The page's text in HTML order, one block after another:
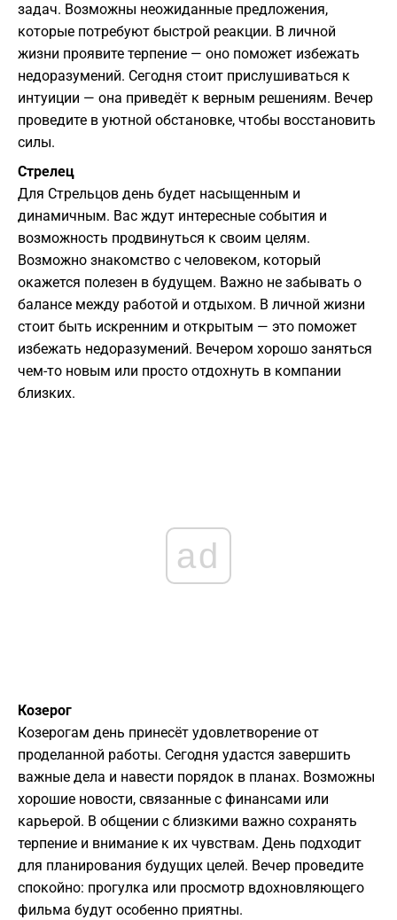
задач. Возможны неожиданные предложения,
которые потребуют быстрой реакции. В личной
жизни проявите терпение — оно поможет избежать
недоразумений. Сегодня стоит прислушиваться к
интуиции — она приведёт к верным решениям. Вечер
проведите в уютной обстановке, чтобы восстановить
силы.
Стрелец
Для Стрельцов день будет насыщенным и
динамичным. Вас ждут интересные события и
возможность продвинуться к своим целям.
Возможно знакомство с человеком, который
окажется полезен в будущем. Важно не забывать о
балансе между работой и отдыхом. В личной жизни
стоит быть искренним и открытым — это поможет
избежать недоразумений. Вечером хорошо заняться
чем-то новым или просто отдохнуть в компании
близких.
ad
Козерог
Козерогам день принесёт удовлетворение от
проделанной работы. Сегодня удастся завершить
важные дела и навести порядок в планах. Возможны
хорошие новости, связанные с финансами или
карьерой. В общении с близкими важно сохранять
терпение и внимание к их чувствам. День подходит
для планирования будущих целей. Вечер проведите
спокойно: прогулка или просмотр вдохновляющего
фильма будут особенно приятны.